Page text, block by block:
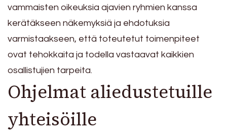
vammaisten oikeuksia ajavien ryhmien kanssa
kerätäkseen näkemyksiä ja ehdotuksia
varmistaakseen, että toteutetut toimenpiteet
ovat tehokkaita ja todella vastaavat kaikkien
osallistujien tarpeita.
Ohjelmat aliedustetuille
yhteisöille